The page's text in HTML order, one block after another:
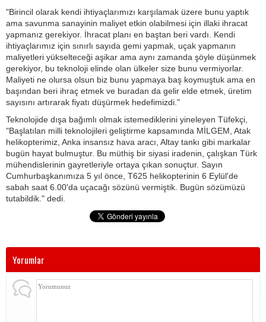
"Birincil olarak kendi ihtiyaçlarımızı karşılamak üzere bunu yaptık
ama savunma sanayinin maliyet etkin olabilmesi için illaki ihracat
yapmanız gerekiyor. İhracat planı en baştan beri vardı. Kendi
ihtiyaçlarımız için sınırlı sayıda gemi yapmak, uçak yapmanın
maliyetleri yükselteceği aşikar ama aynı zamanda şöyle düşünmek
gerekiyor, bu teknoloji elinde olan ülkeler size bunu vermiyorlar.
Maliyeti ne olursa olsun biz bunu yapmaya baş koymuştuk ama en
başından beri ihraç etmek ve buradan da gelir elde etmek, üretim
sayısını artırarak fiyatı düşürmek hedefimizdi."
Teknolojide dışa bağımlı olmak istemediklerini yineleyen Tüfekçi,
"Başlatılan milli teknolojileri geliştirme kapsamında MİLGEM, Atak
helikopterimiz, Anka insansız hava aracı, Altay tankı gibi markalar
bugün hayat bulmuştur. Bu müthiş bir siyasi iradenin, çalışkan Türk
mühendislerinin gayretleriyle ortaya çıkan sonuçtur. Sayın
Cumhurbaşkanımıza 5 yıl önce, T625 helikopterinin 6 Eylül'de
sabah saat 6.00'da uçacağı sözünü vermiştik. Bugün sözümüzü
tutabildik." dedi.
Yorumlar